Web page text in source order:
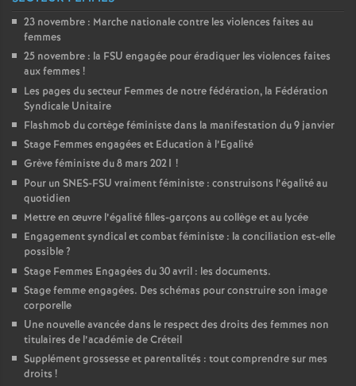
23 novembre : Marche nationale contre les violences faites au
femmes
25 novembre : la FSU engagée pour éradiquer les violences faites
aux femmes !
Les pages du secteur Femmes de notre fédération, la Fédération
Syndicale Unitaire
Flashmob du cortège féministe dans la manifestation du 9 janvier
Stage Femmes engagées et Education à l’Egalité
Grève féministe du 8 mars 2021 !
Pour un SNES-FSU vraiment féministe : construisons l’égalité au
quotidien
Mettre en œuvre l’égalité filles-garçons au collège et au lycée
Engagement syndical et combat féministe : la conciliation est-elle
possible?
Stage Femmes Engagées du 30 avril : les documents.
Stage femme engagées. Des schémas pour construire son image
corporelle
Une nouvelle avancée dans le respect des droits des femmes non
titulaires de l’académie de Créteil
Supplément grossesse et parentalités : tout comprendre sur mes
droits !